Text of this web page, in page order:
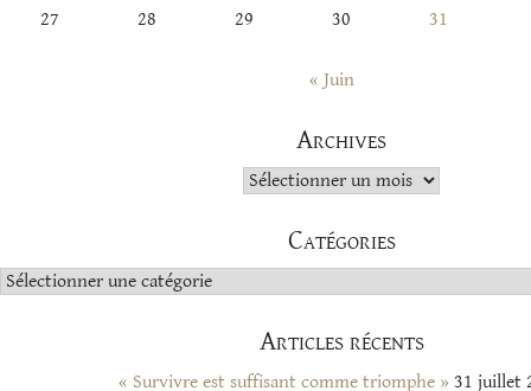
27
28 29 30 31
« Juin
Archives
Archives
Catégories
Catégories
Articles récents
« Survivre est suffisant comme triomphe » 31 juillet